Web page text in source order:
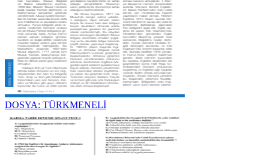
DOSYA: TÜRKMENELİ